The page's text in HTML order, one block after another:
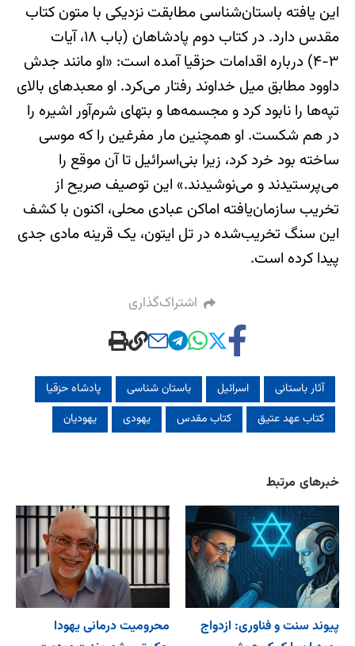
این یافته باستان‌شناسی مطابقت نزدیکی با متون کتاب
مقدس دارد. در کتاب دوم پادشاهان (باب ۱۸، آیات
۳-۴) درباره اقدامات حزقیا آمده است: «او مانند جدش
داوود مطابق میل خداوند رفتار می‌کرد. او معبدهای بالای
تپه‌ها را نابود کرد و مجسمه‌ها و بتهای شرم‌آور اشیره را
در هم شکست. او همچنین مار مفرغین را که موسی
ساخته بود خرد کرد، زیرا بنی‌اسرائیل تا آن موقع را
می‌پرستیدند و می‌نوشیدند.» این توصیف صریح از
تخریب سازمان‌یافته اماکن عبادی محلی، اکنون با کشف
این سنگ تخریب‌شده در تل ایتون، یک قرینه مادی جدی
پیدا کرده است.
اشتراک‌گذاری
آثار باستانی اسرائیل باستان شناسی
پادشاه حزقیا
کتاب عهد عتیق
کتاب مقدس یهودی یهودیان
خبرهای مرتبط
پیوند سنت و فناوری: ازدواج
محرومیت درمانی یهودا